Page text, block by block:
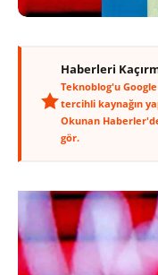
Haberleri
Teknoblog'u
tercihli kaynağın
Okunan
gör.